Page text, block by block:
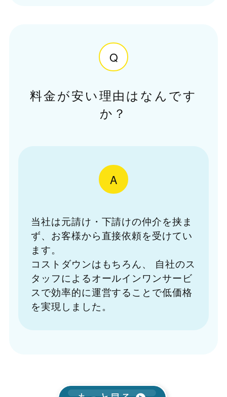
Q
料金が安い理由はなんです
か？
A
当社は元請け・下請けの仲介を挟ま
ず、お客様から直接依頼を受けてい
ます。
コストダウンはもちろん、
自社のス
タッフによるオールインワンサービ
スで効率的に運営することで低価格
を実現しました。